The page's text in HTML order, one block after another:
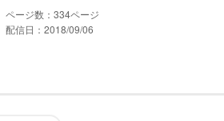
334
配信日：2018/09/06